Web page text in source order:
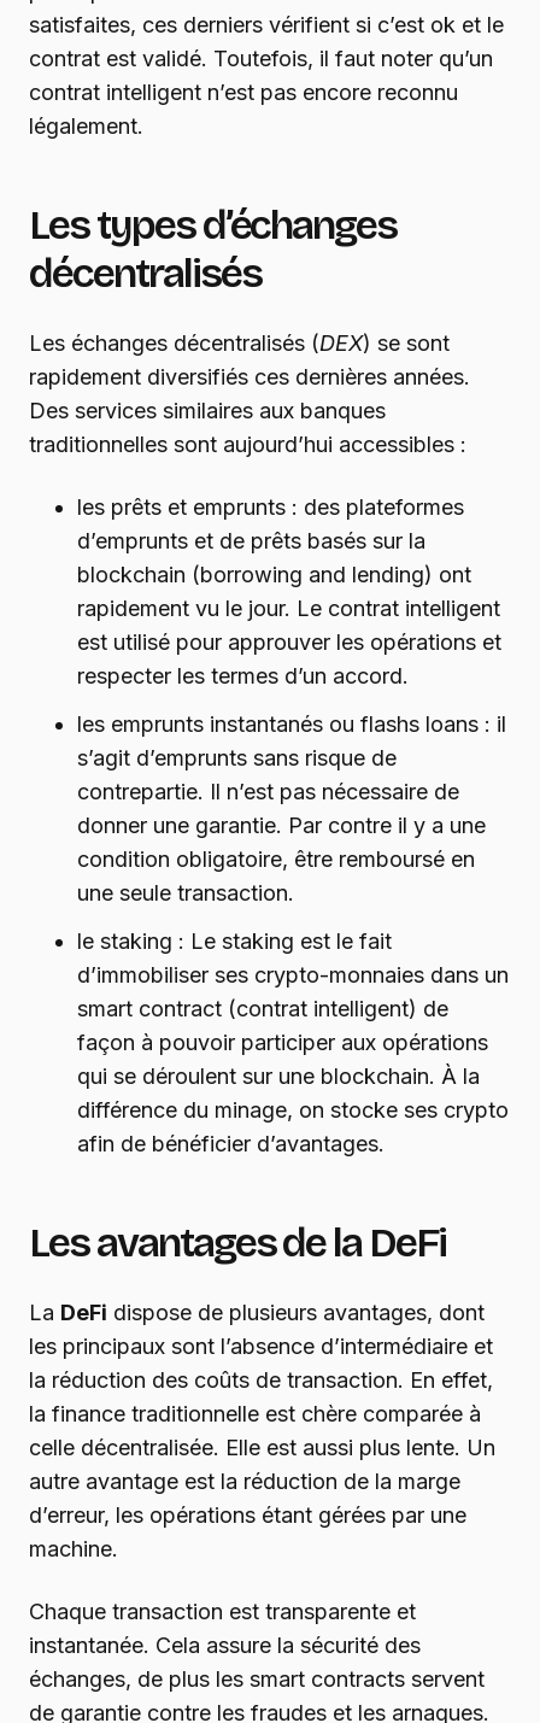
satisfaites, ces derniers vérifient si c’est ok et le
contrat est validé. Toutefois, il faut noter qu’un
contrat intelligent n’est pas encore reconnu
légalement.
Les types d’échanges
décentralisés
Les échanges décentralisés (DEX) se sont
rapidement diversifiés ces dernières années.
Des services similaires aux banques
traditionnelles sont aujourd’hui accessibles :
les prêts et emprunts : des plateformes
d’emprunts et de prêts basés sur la
blockchain (borrowing and lending) ont
rapidement vu le jour. Le contrat intelligent
est utilisé pour approuver les opérations et
respecter les termes d’un accord.
les emprunts instantanés ou flashs loans : il
s’agit d’emprunts sans risque de
contrepartie. Il n’est pas nécessaire de
donner une garantie. Par contre il y a une
condition obligatoire, être remboursé en
une seule transaction.
le staking : Le staking est le fait
d’immobiliser ses crypto-monnaies dans un
smart contract (contrat intelligent) de
façon à pouvoir participer aux opérations
qui se déroulent sur une blockchain. À la
différence du minage, on stocke ses crypto
afin de bénéficier d’avantages.
Les avantages de la DeFi
La DeFi dispose de plusieurs avantages, dont
les principaux sont l’absence d’intermédiaire et
la réduction des coûts de transaction. En effet,
la finance traditionnelle est chère comparée à
celle décentralisée. Elle est aussi plus lente. Un
autre avantage est la réduction de la marge
d’erreur, les opérations étant gérées par une
machine.
Chaque transaction est transparente et
instantanée. Cela assure la sécurité des
échanges, de plus les smart contracts servent
de garantie contre les fraudes et les arnaques.